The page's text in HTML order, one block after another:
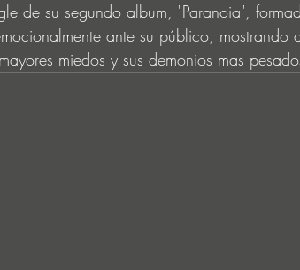
de su segundo album, "Paranoia",
ante su público, mostrando
miedos y sus demonios mas